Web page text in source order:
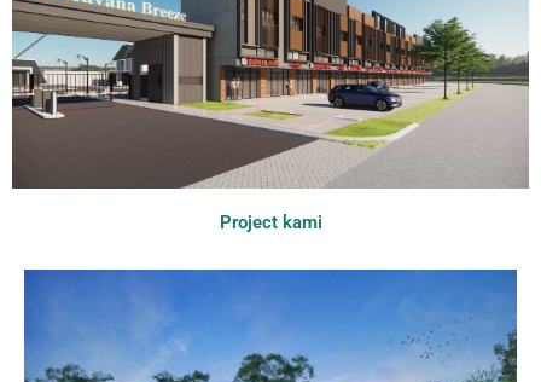
Project kami